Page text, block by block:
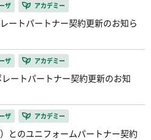
ザ アカデミー
ートパートナー契約更新のお知ら
ザ アカデミー
ートパートナー契約更新のお知
ザ アカデミー
とのユニフォームパートナー契約